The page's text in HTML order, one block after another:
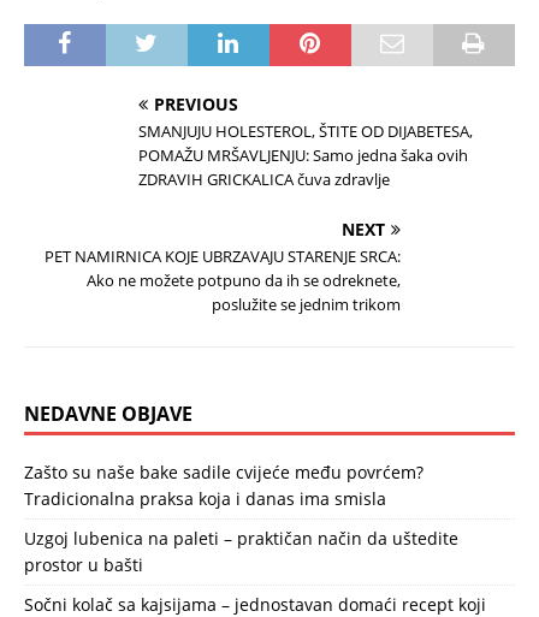
PREVIOUS
SMANJUJU HOLESTEROL, ŠTITE OD DIJABETESA,
POMAŽU MRŠAVLJENJU: Samo jedna šaka ovih
ZDRAVIH GRICKALICA čuva zdravlje
NEXT
PET NAMIRNICA KOJE UBRZAVAJU STARENJE SRCA:
Ako ne možete potpuno da ih se odreknete,
poslužite se jednim trikom
NEDAVNE OBJAVE
Zašto su naše bake sadile cvijeće među povrćem?
Tradicionalna praksa koja i danas ima smisla
Uzgoj lubenica na paleti – praktičan način da uštedite
prostor u bašti
Sočni kolač sa kajsijama – jednostavan domaći recept koji